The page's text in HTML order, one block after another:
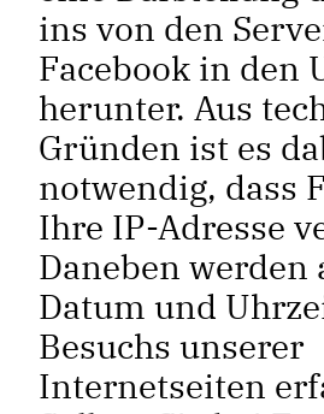
ins von den
Facebook in den
herunter. Aus
Gründen ist es
notwendig, dass
Ihre IP-Adresse
Daneben werden
Datum und
Besuchs unserer
Internetseiten